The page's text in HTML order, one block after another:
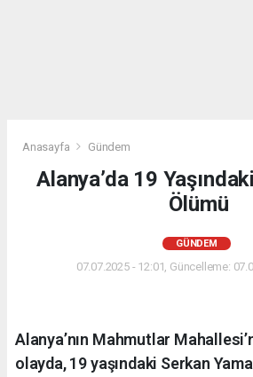
Anasayfa Gündem
Alanya’da 19
Ölümü
GÜNDEM
07.07.2025 - 12:01, Güncelleme:
Alanya’nın Mahmutlar
olayda, 19 yaşındaki Serkan